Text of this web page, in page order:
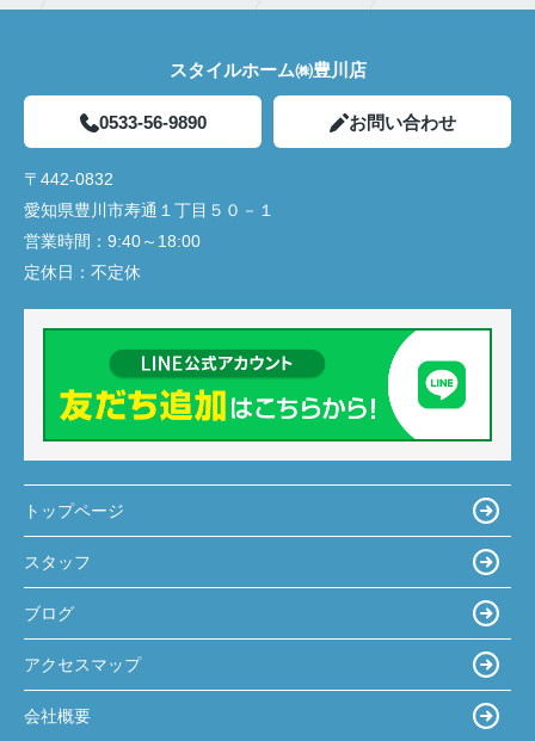
スタイルホーム㈱豊川店
0533-56-9890 お問い合わせ
〒442-0832
愛知県豊川市寿通１丁目５０－１
営業時間： 9:40～18:00
定休日： 不定休
トップページ
スタッフ
ブログ
アクセスマップ
会社概要